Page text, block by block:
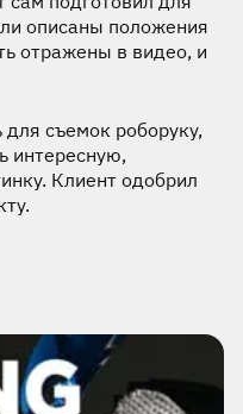
описаны положения
отражены в видео, и
съемок роборуку,
интересную,
Клиент одобрил